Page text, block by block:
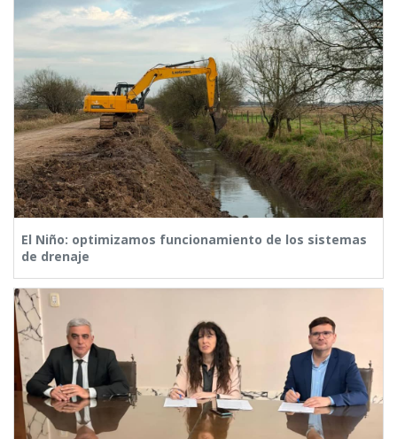
El Niño: optimizamos funcionamiento de los sistemas
de drenaje